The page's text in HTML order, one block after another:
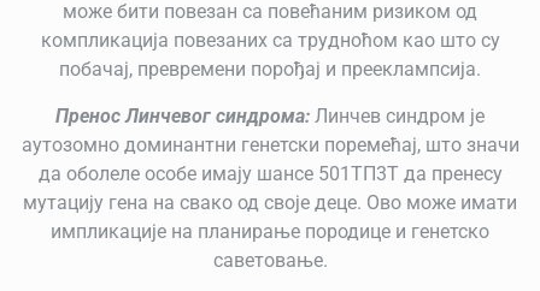
може бити повезан са повећаним ризиком од
компликација повезаних са трудноћом као што су
побачај, превремени порођај и прееклампсија.
Пренос Линчевог синдрома: Линчев синдром је
аутозомно доминантни генетски поремећај, што значи
да оболеле особе имају шансе 501ТП3Т да пренесу
мутацију гена на свако од своје деце. Ово може имати
импликације на планирање породице и генетско
саветовање.